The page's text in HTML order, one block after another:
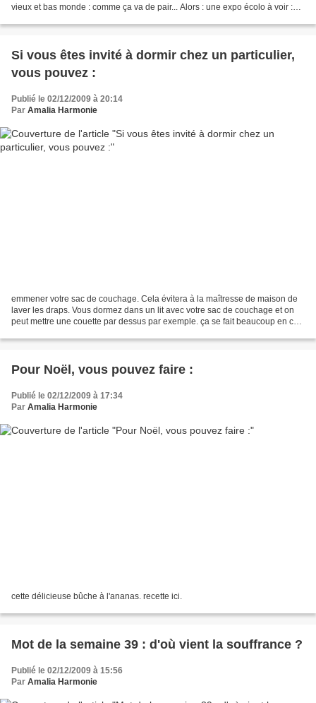
vieux et bas monde : comme ça va de pair... Alors : une expo écolo à voir :
Si vous êtes invité à dormir chez un particulier,
vous pouvez :
Publié le 02/12/2009 à 20:14
Par Amalia Harmonie
emmener votre sac de couchage. Cela évitera à la maîtresse de maison de
laver les draps. Vous dormez dans un lit avec votre sac de couchage et on
peut mettre une couette par dessus par exemple. ça se fait beaucoup en ce
Pour Noël, vous pouvez faire :
Publié le 02/12/2009 à 17:34
Par Amalia Harmonie
cette délicieuse bûche à l'ananas. recette ici.
Mot de la semaine 39 : d'où vient la souffrance ?
Publié le 02/12/2009 à 15:56
Par Amalia Harmonie